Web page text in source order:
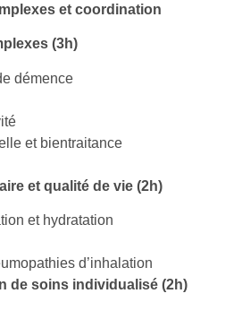
et coordination
(3h)
démence
et bientraitance
et qualité de vie (2h)
et hydratation
d’inhalation
de soins individualisé (2h)